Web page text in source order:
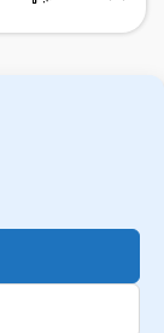
Privacy Policy